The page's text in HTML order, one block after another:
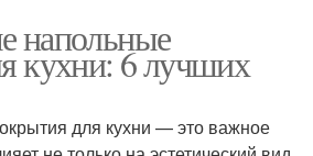
напольные
кухни: 6 лучших
для кухни — это важное